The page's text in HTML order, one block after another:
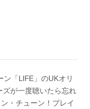
「LIFE」のUKオリ
ズが一度聴いたら忘れ
・チューン！プレイ